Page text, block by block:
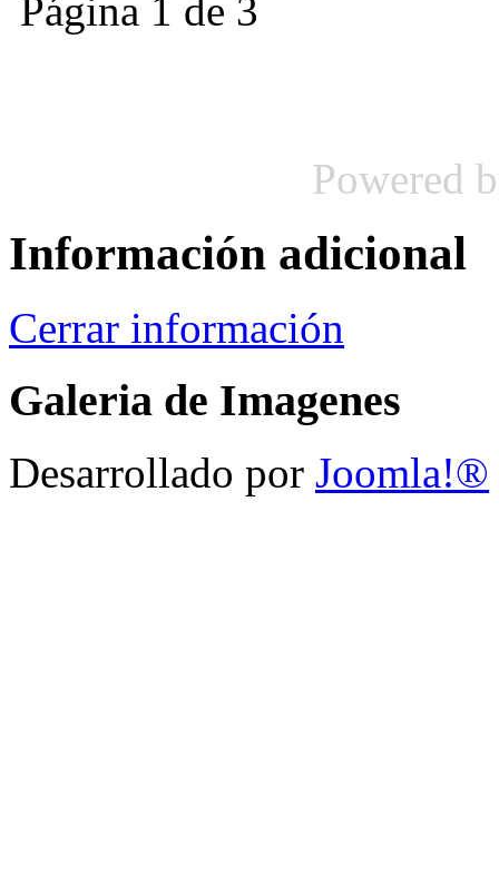
Página 1 de 3
Powered
Información adicional
Cerrar información
Galeria de Imagenes
Desarrollado por Joomla!®